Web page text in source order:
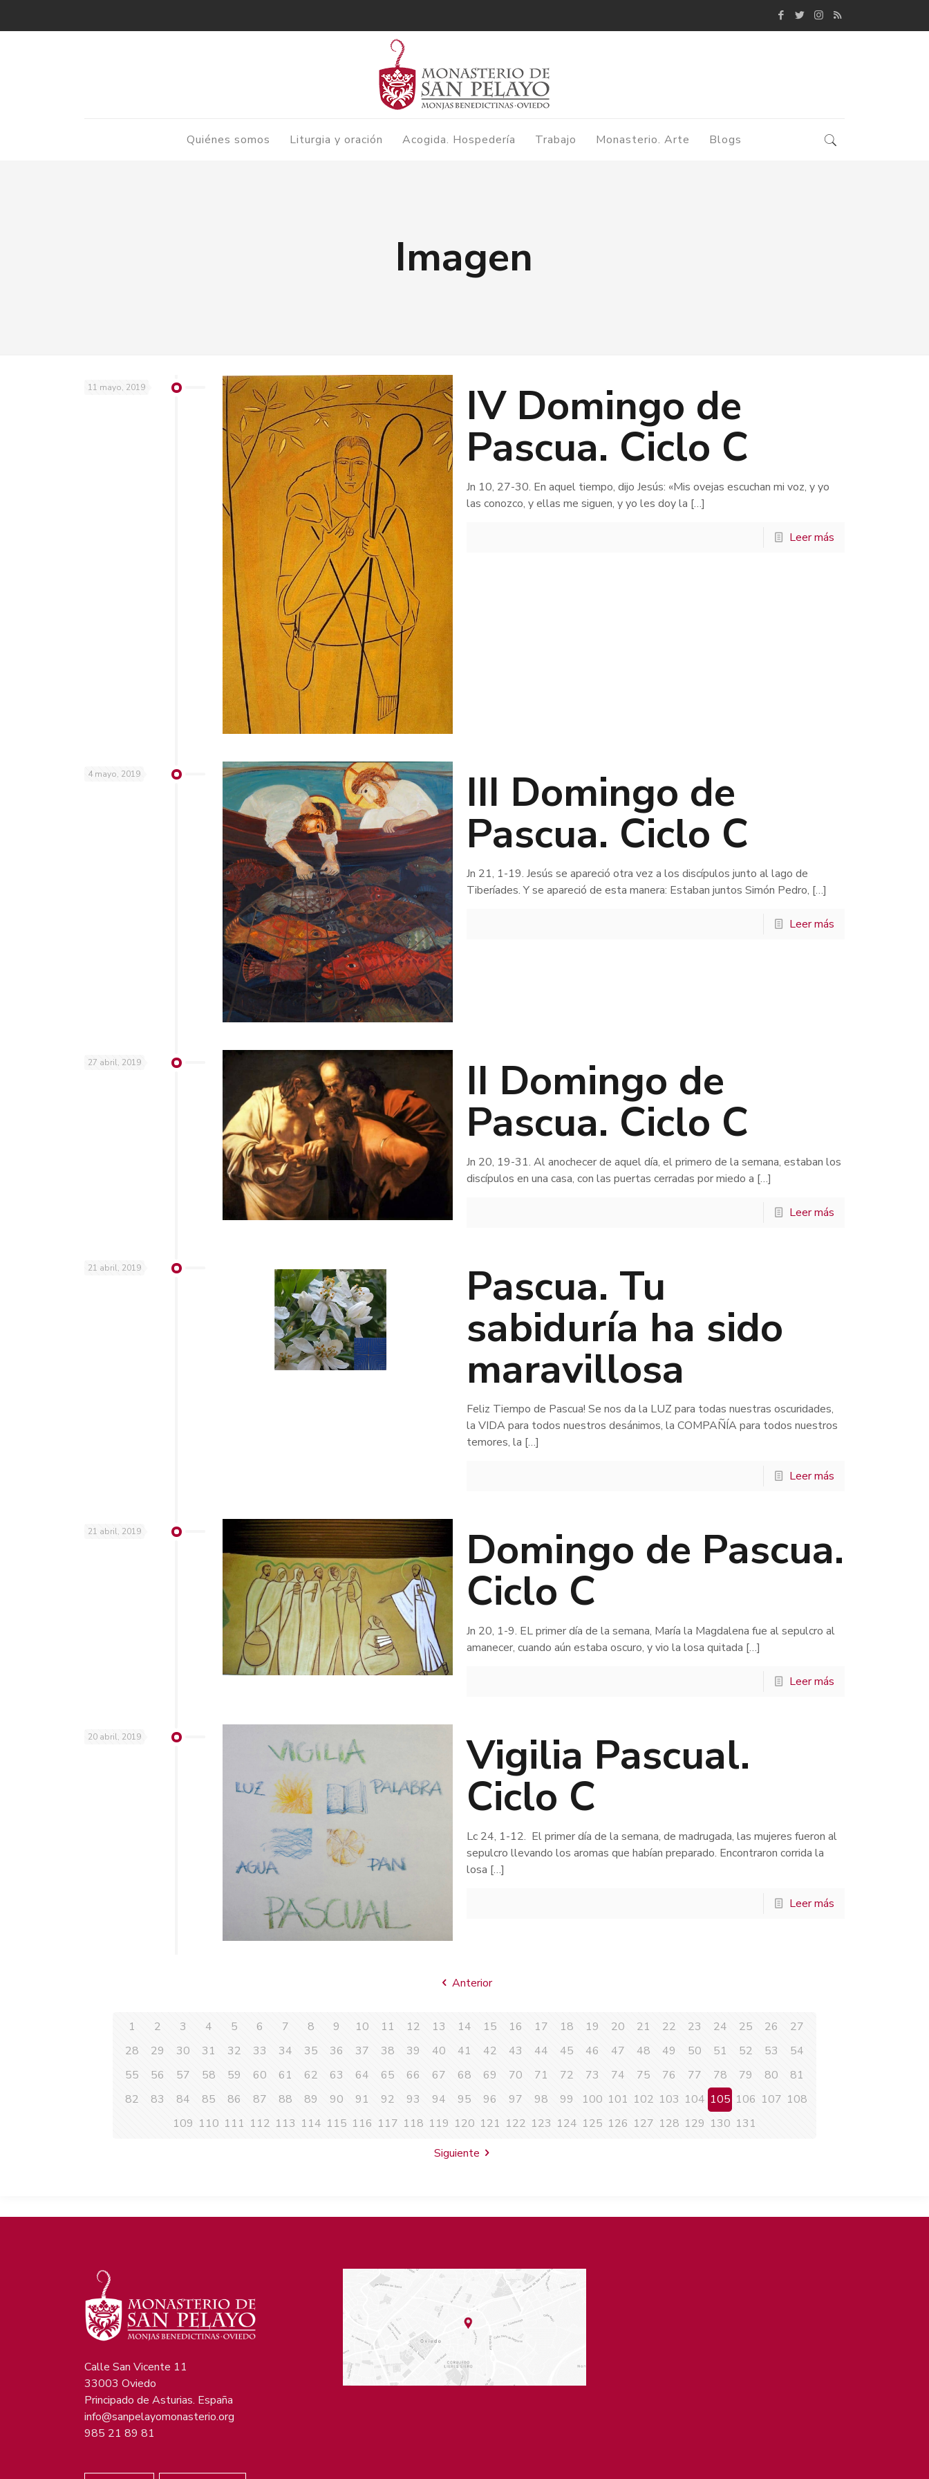
Quiénes somos Liturgia y oración Acogida. Hospedería Trabajo Monasterio. Arte Blogs
Imagen
11 mayo, 2019 IV Domingo de
Pascua. Ciclo C
Jn 10, 27-30. En aquel tiempo, dijo Jesús: «Mis ovejas escuchan mi voz, y yo
las conozco, y ellas me siguen, y yo les doy la […]
Leer más
4 mayo, 2019 III Domingo de
Pascua. Ciclo C
Jn 21, 1-19. Jesús se apareció otra vez a los discípulos junto al lago de
Tiberíades. Y se apareció de esta manera: Estaban juntos Simón Pedro, […]
Leer más
27 abril, 2019 II Domingo de
Pascua. Ciclo C
Jn 20, 19-31. Al anochecer de aquel día, el primero de la semana, estaban los
discípulos en una casa, con las puertas cerradas por miedo a […]
Leer más
21 abril, 2019 Pascua. Tu
sabiduría ha sido
maravillosa
Feliz Tiempo de Pascua! Se nos da la LUZ para todas nuestras oscuridades,
la VIDA para todos nuestros desánimos, la COMPAÑÍA para todos nuestros
temores, la […]
Leer más
21 abril, 2019 Domingo de Pascua.
Ciclo C
Jn 20, 1-9. EL primer día de la semana, María la Magdalena fue al sepulcro al
amanecer, cuando aún estaba oscuro, y vio la losa quitada […]
Leer más
20 abril, 2019 Vigilia Pascual.
Ciclo C
Lc 24, 1-12. El primer día de la semana, de madrugada, las mujeres fueron al
sepulcro llevando los aromas que habían preparado. Encontraron corrida la
losa […]
Leer más
Anterior
1 2 3 4 5 6 7 8 9 10 11 12 13 14 15 16 17 18 19 20 21 22 23 24 25 26
27
28
29 30 31 32 33 34 35 36 37 38 39 40 41 42 43 44 45 46 47 48 49 50 51 52 53
54
55
56 57 58 59 60 61 62 63 64 65 66 67 68 69 70 71 72 73 74 75 76 77 78 79 80
81
82
83 84 85 86 87 88 89 90 91 92 93 94 95 96 97 98 99 100 101 102 103 104 105 106 107 108
109 110 111 112 113 114 115 116 117 118 119 120 121 122 123 124 125 126 127 128 129 130 131
Siguiente
Calle San Vicente 11
33003 Oviedo
Principado de Asturias. España
info@sanpelayomonasterio.org
985 21 89 81